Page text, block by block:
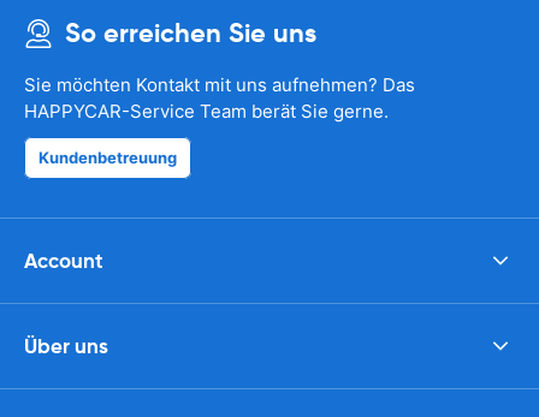
So erreichen Sie uns
Sie möchten Kontakt mit uns aufnehmen? Das
HAPPYCAR-Service Team berät Sie gerne.
Kundenbetreuung
Account
Über uns